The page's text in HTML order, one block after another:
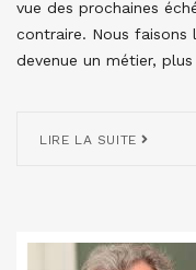
vue des prochaines
contraire. Nous
devenue un métier,
LIRE LA SUITE